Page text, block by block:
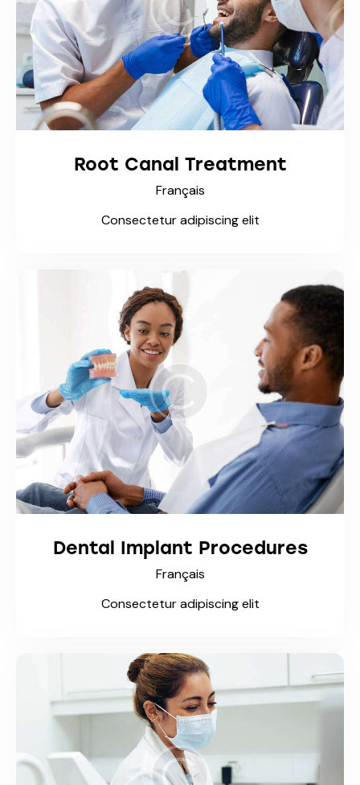
Root Canal Treatment
Français
Consectetur adipiscing elit
Dental Implant Procedures
Français
Consectetur adipiscing elit